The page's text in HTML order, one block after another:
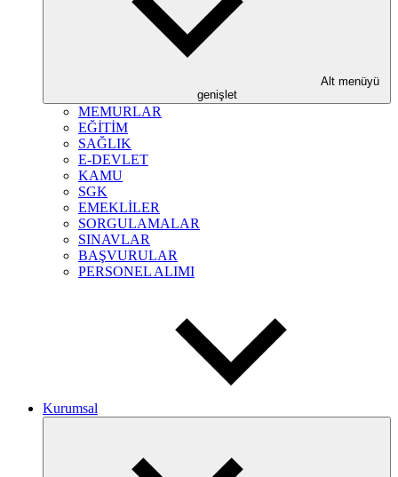
Alt menüyü
genişlet
MEMURLAR
EĞİTİM
SAĞLIK
E-DEVLET
KAMU
SGK
EMEKLİLER
SORGULAMALAR
SINAVLAR
BAŞVURULAR
PERSONEL ALIMI
Kurumsal